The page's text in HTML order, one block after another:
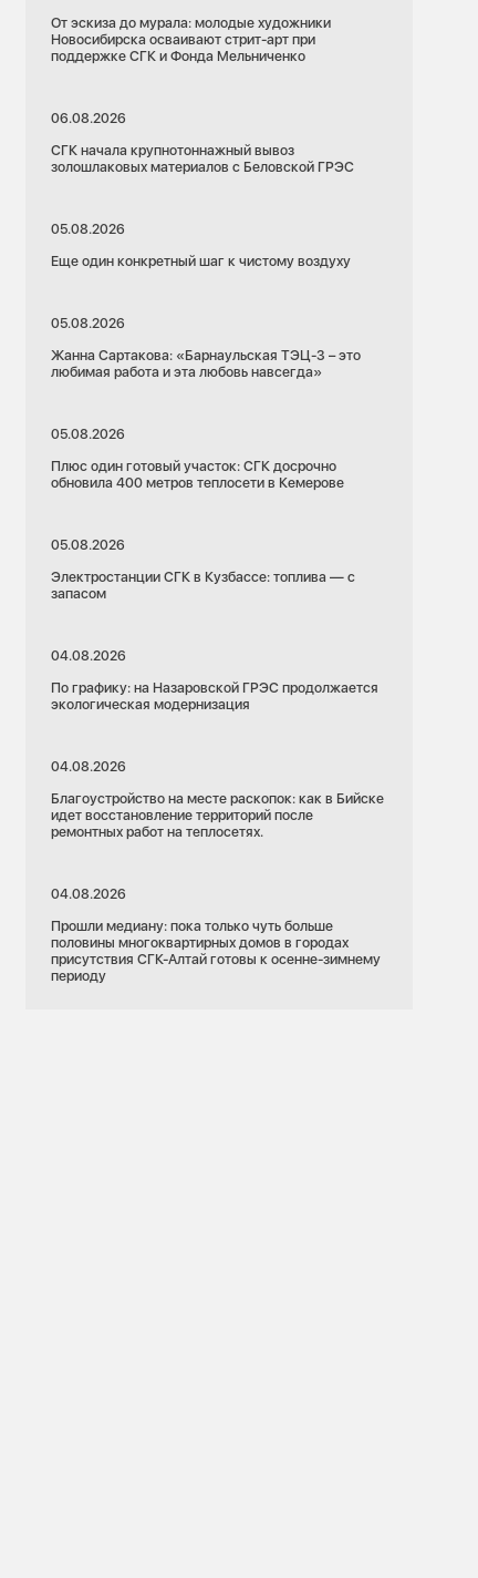
От эскиза до мурала: молодые художники
Новосибирска осваивают стрит-арт при
поддержке СГК и Фонда Мельниченко
06.08.2026
СГК начала крупнотоннажный вывоз
золошлаковых материалов с Беловской ГРЭС
05.08.2026
Еще один конкретный шаг к чистому воздуху
05.08.2026
Жанна Сартакова: «Барнаульская ТЭЦ-3 – это
любимая работа и эта любовь навсегда»
05.08.2026
Плюс один готовый участок: СГК досрочно
обновила 400 метров теплосети в Кемерове
05.08.2026
Электростанции СГК в Кузбассе: топлива — с
запасом
04.08.2026
По графику: на Назаровской ГРЭС продолжается
экологическая модернизация
04.08.2026
Благоустройство на месте раскопок: как в Бийске
идет восстановление территорий после
ремонтных работ на теплосетях.
04.08.2026
Прошли медиану: пока только чуть больше
половины многоквартирных домов в городах
присутствия СГК-Алтай готовы к осенне-зимнему
периоду